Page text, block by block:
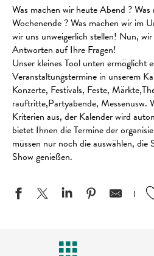
Was machen wir heute Abend ?
Wochenende ? Was machen wir im
wir uns unweigerlich stellen! Nun,
Antworten auf Ihre Fragen!
Unser kleines Tool unten ermöglicht
Veranstaltungstermine in unserem
Konzerte, Festivals, Feste,
rauftritte,Partyabende, Messenusw.
Kriterien aus, der Kalender wird
bietet Ihnen die Termine der
müssen nur noch die auswählen, die
Show genießen.